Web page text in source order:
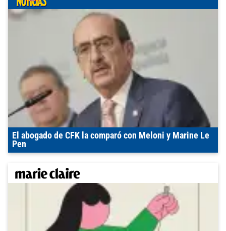
El abogado de CFK la comparó con Meloni y Marine Le
Pen